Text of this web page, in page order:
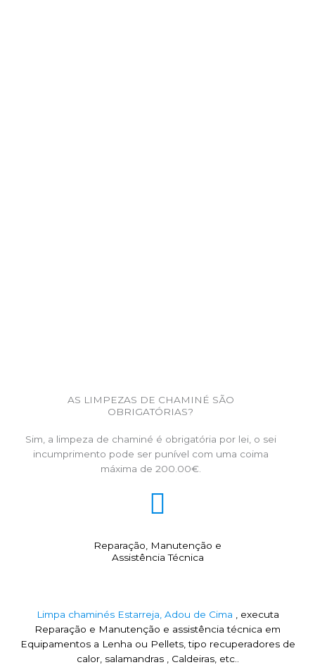
AS LIMPEZAS DE CHAMINÉ SÃO
OBRIGATÓRIAS?
Sim, a limpeza de chaminé é obrigatória por lei, o sei
incumprimento pode ser punível com uma coima
máxima de 200.00€.
Reparação, Manutenção e
Assistência Técnica
Limpa chaminés Estarreja, Adou de Cima , executa
Reparação e Manutenção e assistência técnica em
Equipamentos a Lenha ou Pellets, tipo recuperadores de
calor, salamandras , Caldeiras, etc..